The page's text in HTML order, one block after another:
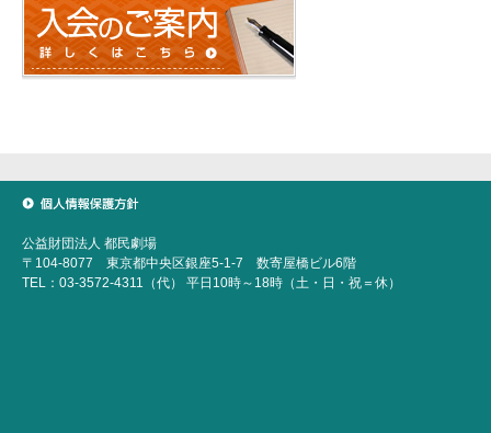
公益財団法人 都民劇場
〒104-8077 東京都中央区銀座5-1-7 数寄屋橋ビル6階
TEL：03-3572-4311（代） 平日10時～18時（土・日・祝＝休）